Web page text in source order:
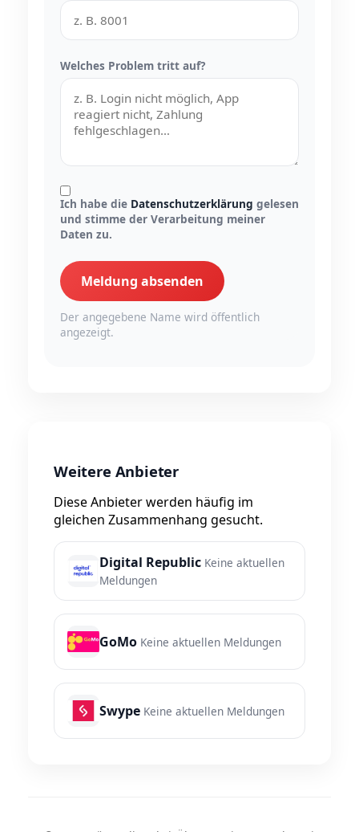
Welches Problem tritt auf?
Ich habe die Datenschutzerklärung gelesen
und stimme der Verarbeitung meiner
Daten zu.
Meldung absenden
Der angegebene Name wird öffentlich
angezeigt.
Weitere Anbieter
Diese Anbieter werden häufig im
gleichen Zusammenhang gesucht.
Digital Republic Keine aktuellen
Meldungen
GoMo Keine aktuellen Meldungen
Swype Keine aktuellen Meldungen